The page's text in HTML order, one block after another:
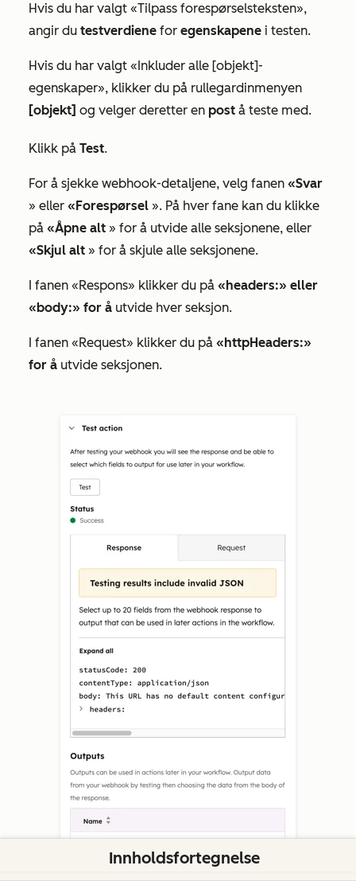
Hvis du har valgt «Tilpass forespørselsteksten»,
angir du testverdiene for egenskapene i testen.
Hvis du har valgt «Inkluder alle [objekt]-
egenskaper», klikker du på rullegardinmenyen
[objekt] og velger deretter en post å teste med.
Klikk på Test.
For å sjekke webhook-detaljene, velg fanen «Svar
» eller «Forespørsel ». På hver fane kan du klikke
på «Åpne alt » for å utvide alle seksjonene, eller
«Skjul alt » for å skjule alle seksjonene.
I fanen «Respons» klikker du på «headers:» eller
«body:» for å utvide hver seksjon.
I fanen «Request» klikker du på «httpHeaders:»
for å utvide seksjonen.
Innholdsfortegnelse